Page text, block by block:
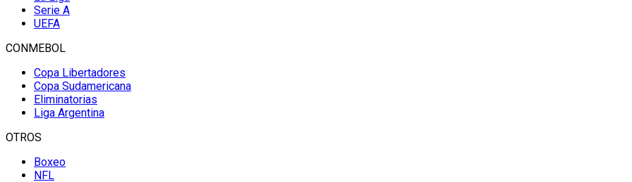
Serie A
UEFA
CONMEBOL
Copa Libertadores
Copa Sudamericana
Eliminatorias
Liga Argentina
OTROS
Boxeo
NFL